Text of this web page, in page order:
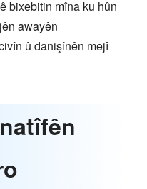
bixebitin mîna ku hûn
awayên
û danişînên mejî